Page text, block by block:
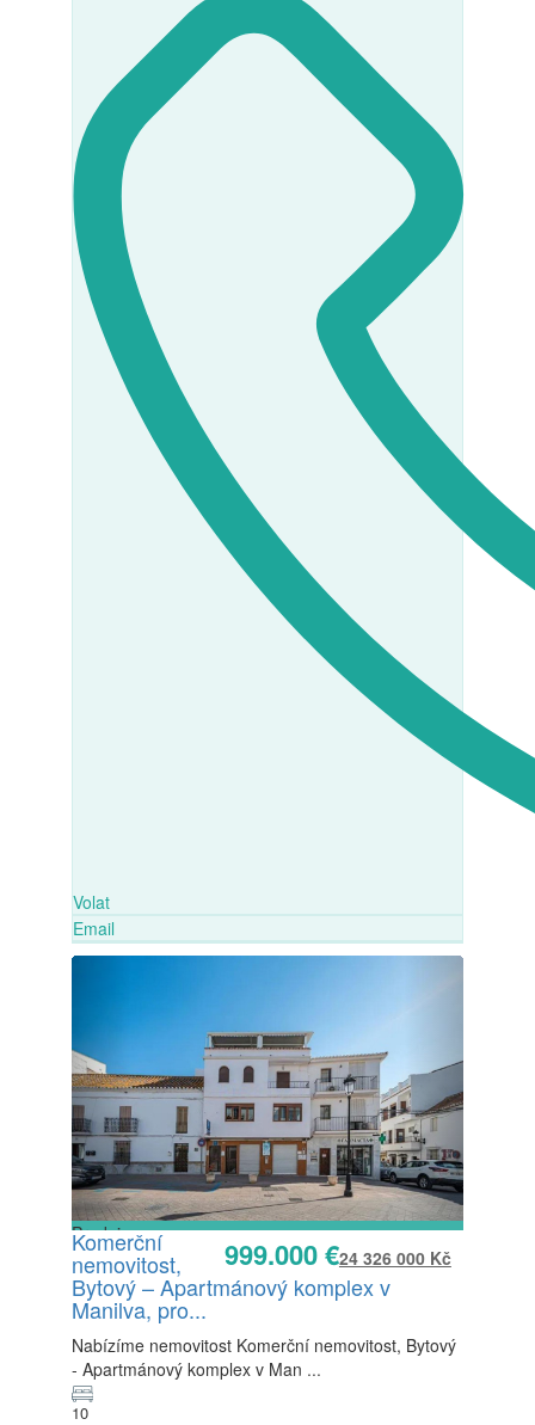
Volat
Email
Prodej
K dispozici
999.000 €24 326 000 Kč
Komerční
nemovitost,
Bytový – Apartmánový komplex v
Manilva, pro...
Nabízíme nemovitost Komerční nemovitost, Bytový
- Apartmánový komplex v Man ...
10